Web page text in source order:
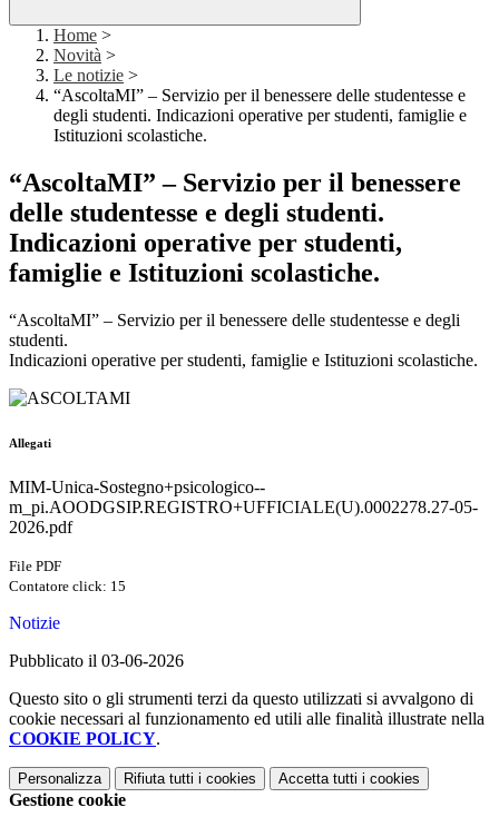
Home >
Novità >
Le notizie >
“AscoltaMI” – Servizio per il benessere delle studentesse e
degli studenti. Indicazioni operative per studenti, famiglie e
Istituzioni scolastiche.
“AscoltaMI” – Servizio per il benessere
delle studentesse e degli studenti.
Indicazioni operative per studenti,
famiglie e Istituzioni scolastiche.
“AscoltaMI” – Servizio per il benessere delle studentesse e degli
studenti.
Indicazioni operative per studenti, famiglie e Istituzioni scolastiche.
Allegati
MIM-Unica-Sostegno+psicologico--
m_pi.AOODGSIP.REGISTRO+UFFICIALE(U).0002278.27-05-
2026.pdf
File PDF
Contatore click: 15
Notizie
Pubblicato il 03-06-2026
Questo sito o gli strumenti terzi da questo utilizzati si avvalgono di
cookie necessari al funzionamento ed utili alle finalità illustrate nella
COOKIE POLICY.
Personalizza Rifiuta tutti i cookies Accetta tutti i cookies
Gestione cookie